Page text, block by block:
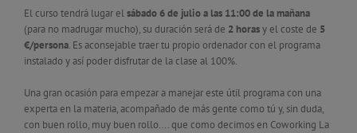
El curso tendrá lugar elsábado 6 de julio a las 11:00 de la mañana
(para no madrugar mucho), su duración será de 2 horasy el coste de 5
€/persona. Es aconsejable traer tu propio ordenador con el programa
instalado y así poder disfrutar de la clase al 100%.
Una gran ocasión para empezar a manejar este útil programa con una
experta en la materia, acompañado de más gente como tú y, sin duda,
con buen rollo, muy buen rollo…. que como decimos en Coworking La